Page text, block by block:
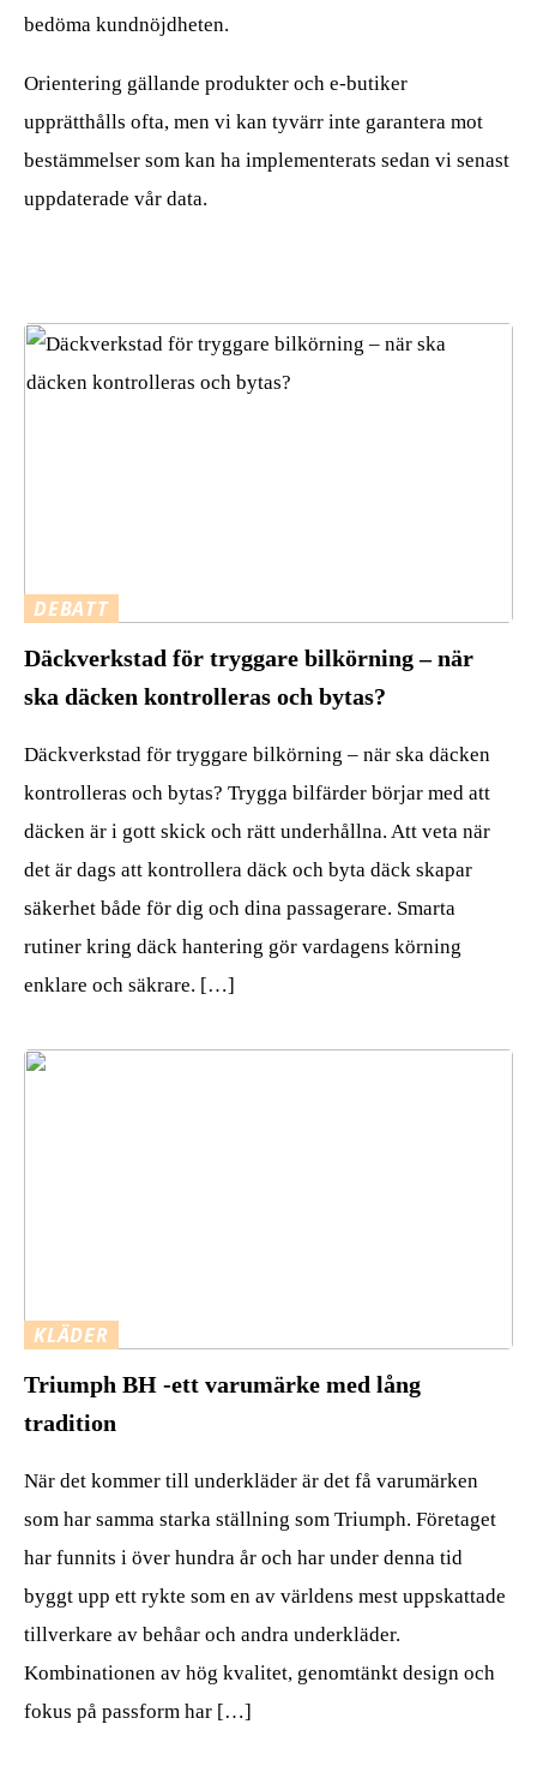
bedöma kundnöjdheten.
Orientering gällande produkter och e-butiker
upprätthålls ofta, men vi kan tyvärr inte garantera mot
bestämmelser som kan ha implementerats sedan vi senast
uppdaterade vår data.
DEBATT
Däckverkstad för tryggare bilkörning – när
ska däcken kontrolleras och bytas?
Däckverkstad för tryggare bilkörning – när ska däcken
kontrolleras och bytas? Trygga bilfärder börjar med att
däcken är i gott skick och rätt underhållna. Att veta när
det är dags att kontrollera däck och byta däck skapar
säkerhet både för dig och dina passagerare. Smarta
rutiner kring däck hantering gör vardagens körning
enklare och säkrare. […]
KLÄDER
Triumph BH -ett varumärke med lång
tradition
När det kommer till underkläder är det få varumärken
som har samma starka ställning som Triumph. Företaget
har funnits i över hundra år och har under denna tid
byggt upp ett rykte som en av världens mest uppskattade
tillverkare av behåar och andra underkläder.
Kombinationen av hög kvalitet, genomtänkt design och
fokus på passform har […]